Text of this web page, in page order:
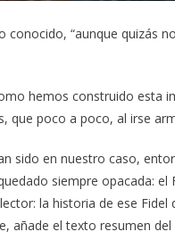
“aunque quizás
hemos construido esta
que poco a poco, al irse
sido en nuestro caso,
siempre opacada: el
la historia de ese
añade el texto resumen